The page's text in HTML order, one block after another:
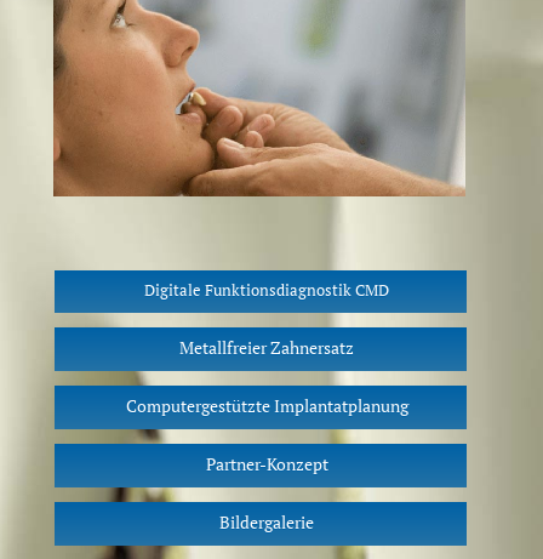
Digitale Funktionsdiagnostik CMD
Metallfreier Zahnersatz
Computergestützte Implantatplanung
Partner-Konzept
Bildergalerie